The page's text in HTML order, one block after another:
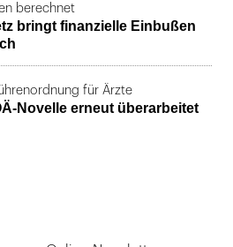
berechnet
bringt finanzielle Einbußen
für Ärzte
Novelle erneut überarbeitet